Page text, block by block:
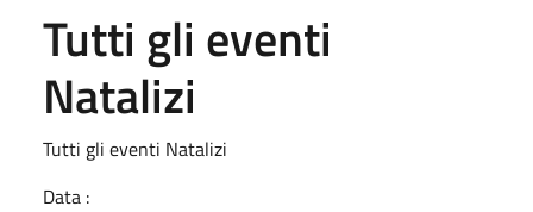
Tutti gli eventi
Natalizi
Tutti gli eventi Natalizi
Data :